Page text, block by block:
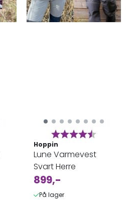
Karakter:
Hoppin
Lune Varmevest
Svart Herre
899,-
På lager